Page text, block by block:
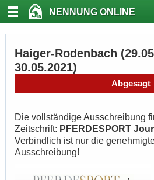
NENNUNG ONLINE
Haiger-Rodenbach
30.05.2021)
Abgesagt
Die vollständige Ausschreibung
Zeitschrift: PFERDESPORT
Verbindlich ist nur die
Ausschreibung!